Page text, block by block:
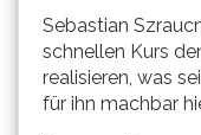
Sebastian
schnellen Kurs
realisieren, was
für ihn machbar